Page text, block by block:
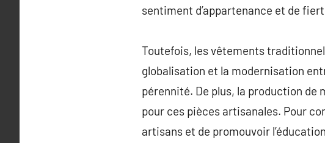
sentiment d’appartenance et de
Toutefois, les vêtements
globalisation et la modernisation
pérennité. De plus, la production
pour ces pièces artisanales. Pour
artisans et de promouvoir